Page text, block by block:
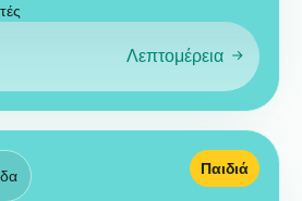
Λεπτομέρεια
Παιδιά